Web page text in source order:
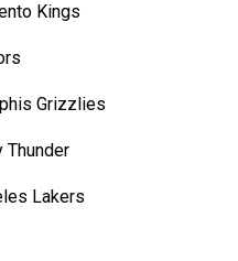
Kings
Grizzlies
Thunder
Lakers